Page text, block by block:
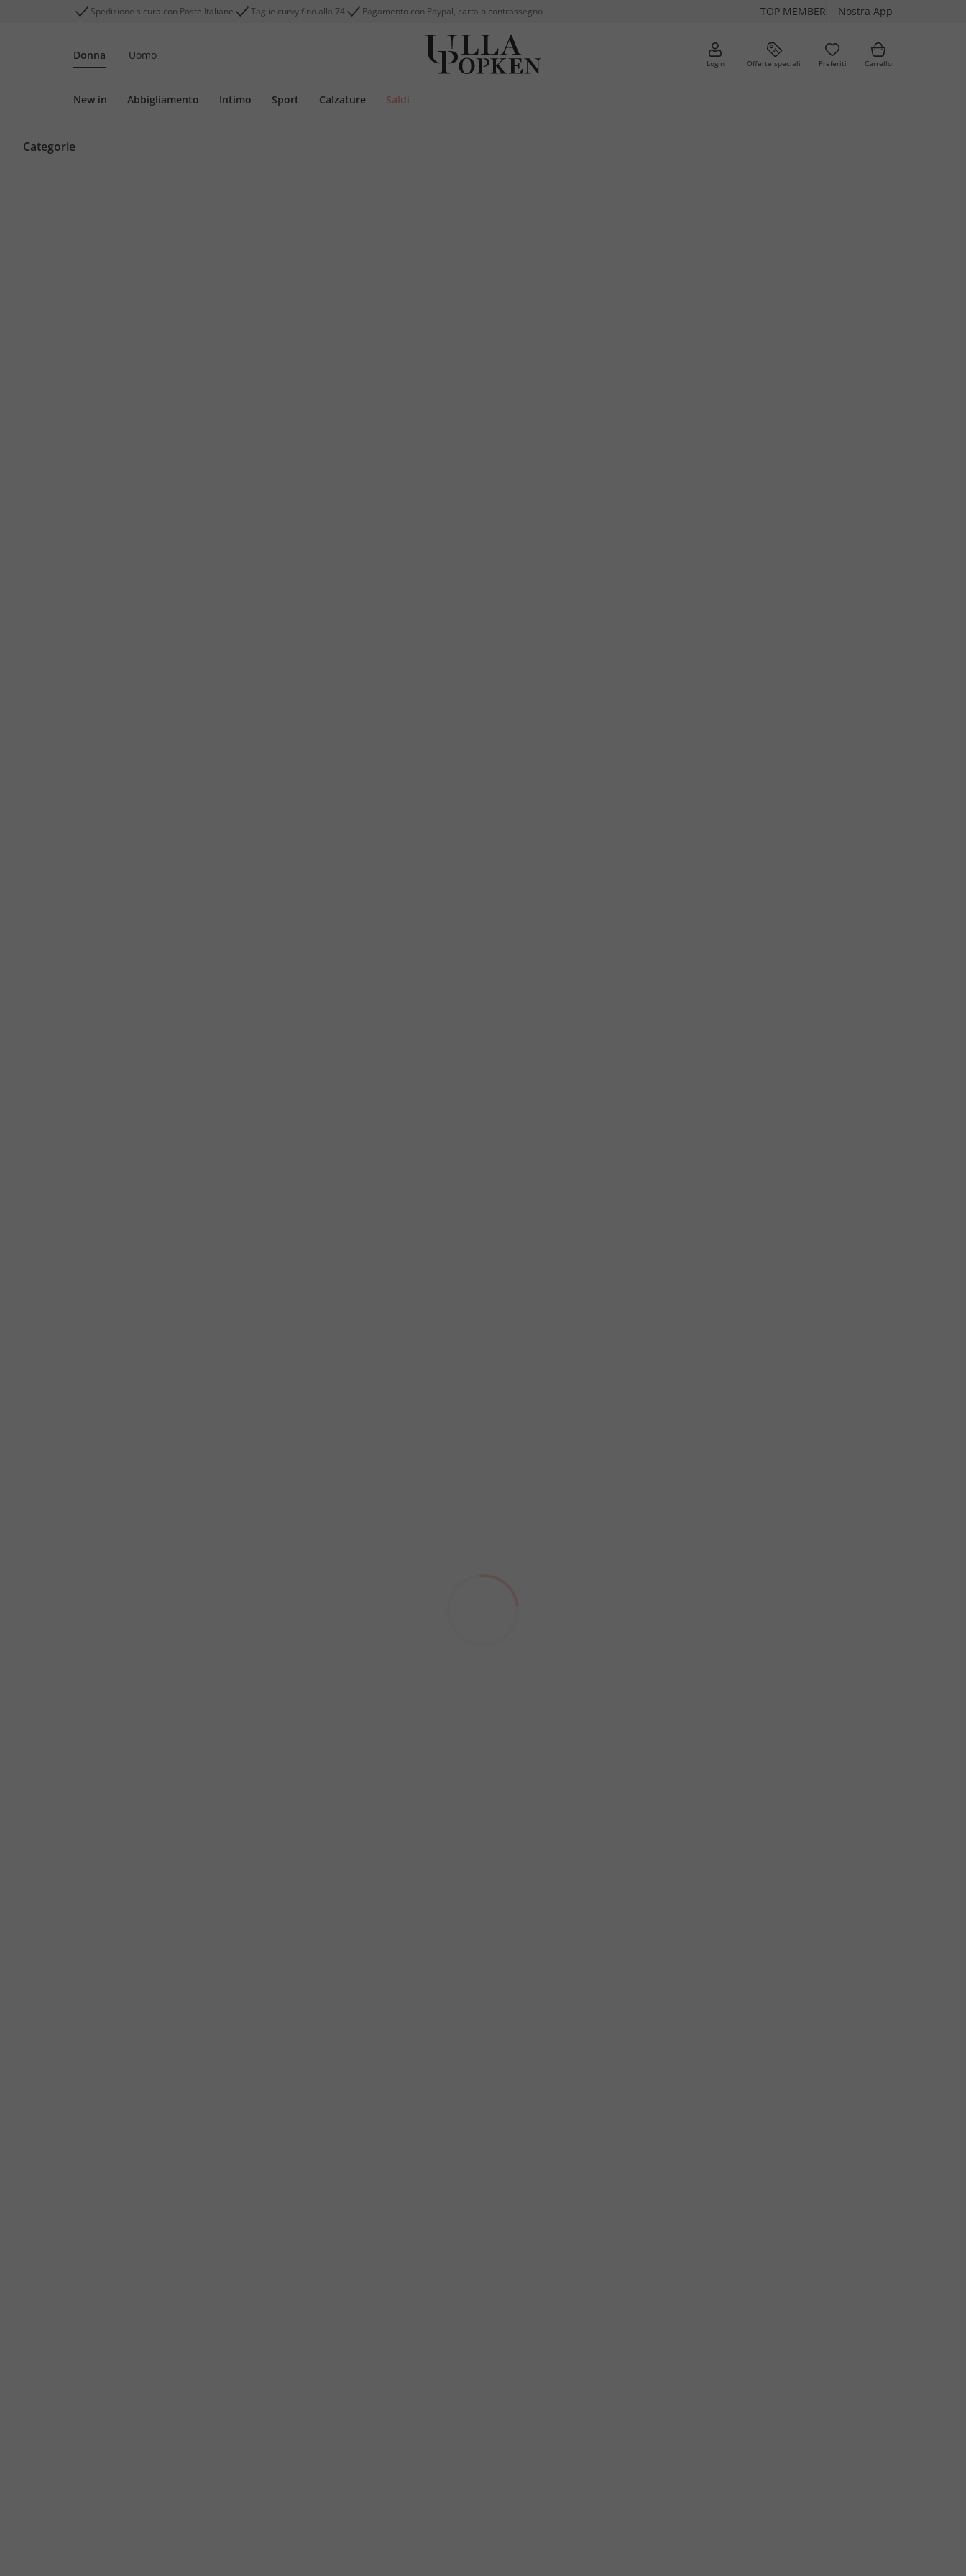
Spedizione sicura con Poste Italiane Taglie curvy fino alla 74 Pagamento con Paypal, carta o contrassegno TOP MEMBER Nostra App
Donna Uomo
Login Offerte speciali Preferiti Carrello
New in Abbigliamento Intimo Sport Calzature Saldi
Categorie